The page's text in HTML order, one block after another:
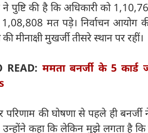
पुष्टि की है कि अधिकारी को
1,08,808 मत पड़े। निर्वाचन आयोग
मीनाक्षी मुखर्जी तीसरे स्थान पर रहीं।
READ: ममता बनर्जी के 5
परिणाम की घोषणा से पहले ही
उन्होंने कहा कि लेकिन मुझे लगता है